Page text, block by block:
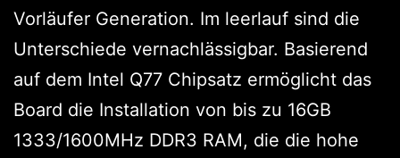
Vorläufer Generation. Im leerlauf sind die
Unterschiede vernachlässigbar. Basierend
auf dem Intel Q77 Chipsatz ermöglicht das
Board die Installation von bis zu 16GB
1333/1600MHz DDR3 RAM, die die hohe